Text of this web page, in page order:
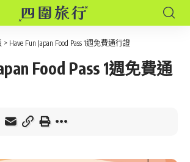
> Have Fun Japan Food Pass 1週免費通行證
Food Pass 1週免費通